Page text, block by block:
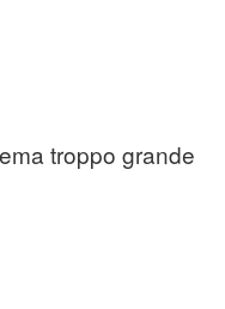
troppo grande